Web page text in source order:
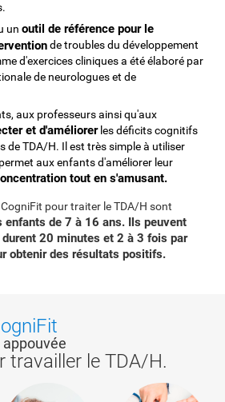
unoutil de référence pour le
de troubles du développement
d'exercices cliniques a été élaboré par
de neurologues et de
aux professeurs ainsi qu'aux
et d'améliorerles déficits cognitifs
de TDA/H. Il est très simple à utiliser
aux enfants d'améliorer leur
tout en s'amusant.
pour traiter le TDA/H sont
enfants de 7 à 16 ans. Ils peuvent
20 minutes et 2 à 3 fois par
obtenir des résultats positifs.
travailler le TDA/H.